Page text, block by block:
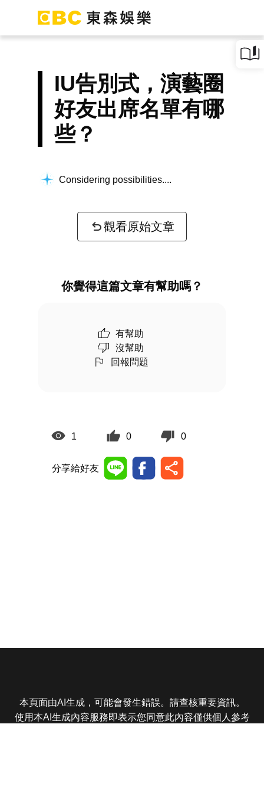
IU告別式，演藝圈
好友出席名單有哪
些？
Considering possibilities...
觀看原始文章
你覺得這篇文章有幫助嗎？
有幫助
沒幫助
回報問題
1 0 0
分享給好友
本頁面由AI生成，可能會發生錯誤。請查核重要資訊。
使用本AI生成內容服務即表示您同意此內容僅供個人參考